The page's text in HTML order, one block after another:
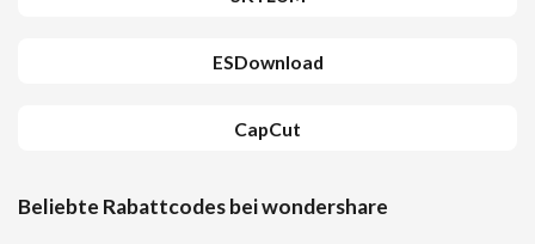
ESDownload
CapCut
Beliebte Rabattcodes bei wondershare